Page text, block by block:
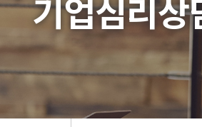
ㆍ부모자녀 놀이평가(MIM)
ㆍ영유아 심리검사/자폐
ㆍ주의집중력검사
ㆍ성격유형검사
ㆍ기질성격검사
ㆍ인
ㆍ놀
ㆍ미
ㆍ언
기업심리